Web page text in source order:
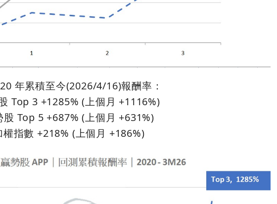
年累積至今(2026/4/16)報酬率：
Top 3 +1285% (上個月 +1116%)
股 Top 5 +687% (上個月 +631%)
權指數 +218% (上個月 +186%)